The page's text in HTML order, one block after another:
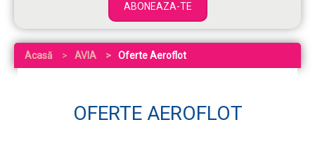
ABONEAZA-TE
Acasă AVIA Oferte Aeroflot
OFERTE AEROFLOT